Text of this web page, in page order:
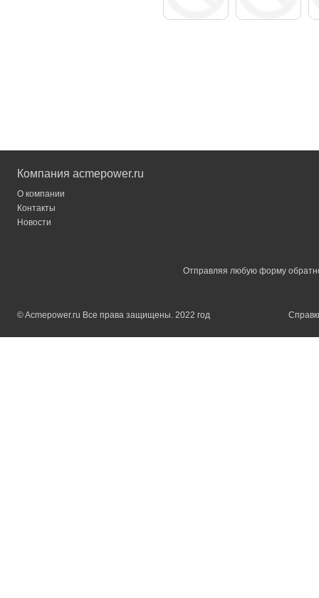
Компания acmepower.ru
О компании
Контакты
Новости
Отправляя любую форму
© Acmepower.ru Все права защищены. 2022 год